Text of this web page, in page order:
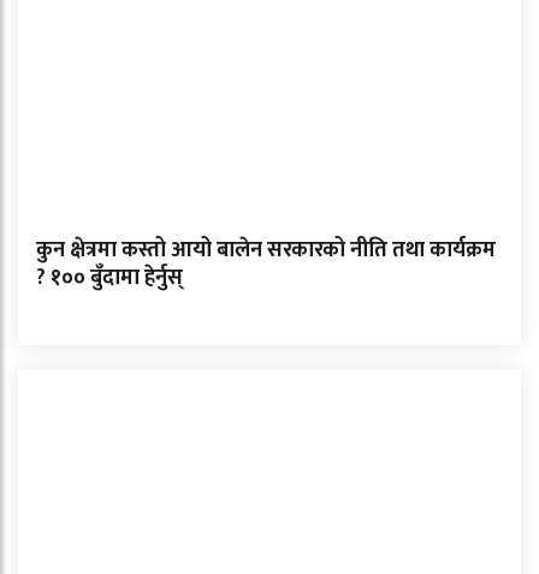
कुन क्षेत्रमा कस्तो आयो बालेन सरकारको नीति तथा कार्यक्रम
? १०० बुँदामा हेर्नुस्